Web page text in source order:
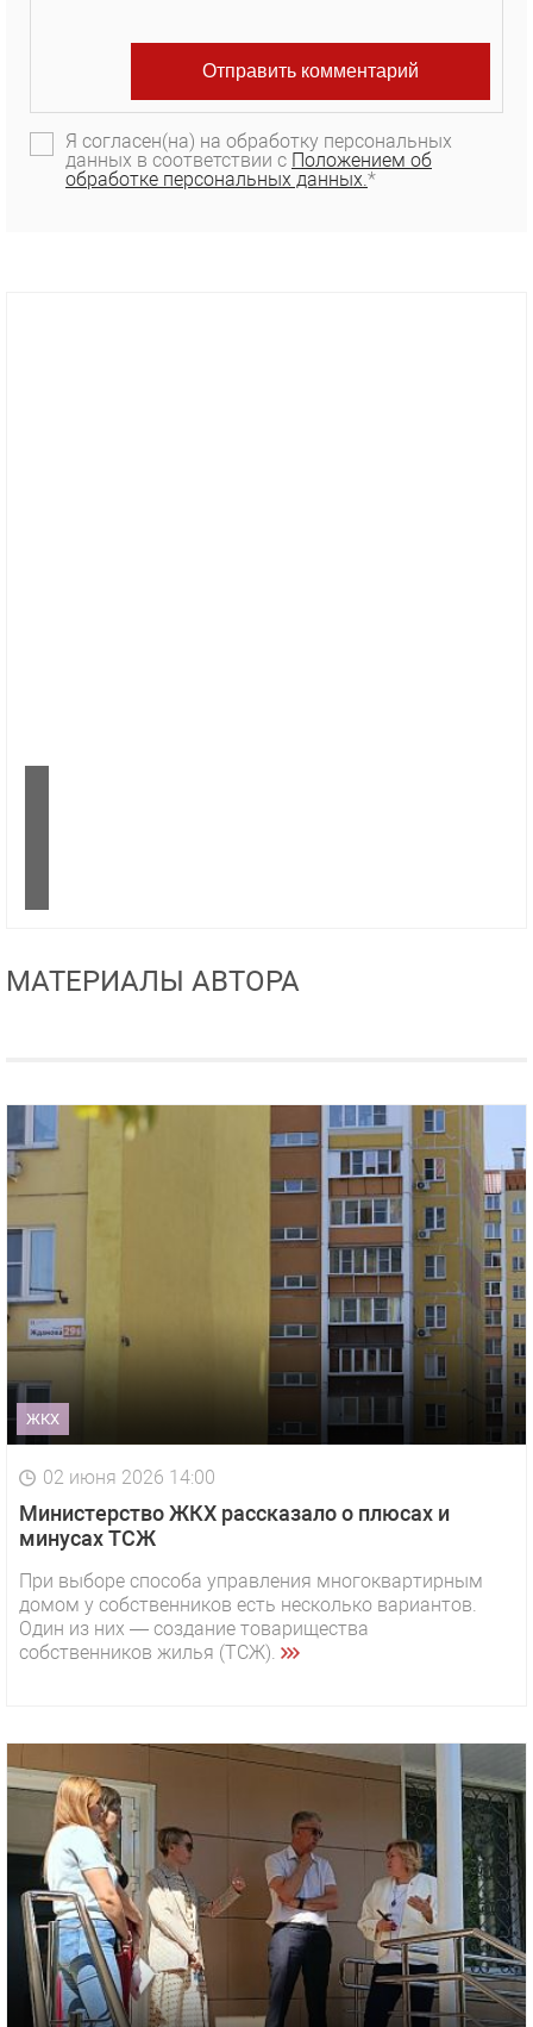
Я согласен(на) на обработку персональных
данных в соответствии с Положением об
обработке персональных данных.*
МАТЕРИАЛЫ АВТОРА
ЖКХ
02 июня 2026 14:00
Министерство ЖКХ рассказало о плюсах и
минусах ТСЖ
При выборе способа управления многоквартирным
домом у собственников есть несколько вариантов.
Один из них — создание товарищества
собственников жилья (ТСЖ).